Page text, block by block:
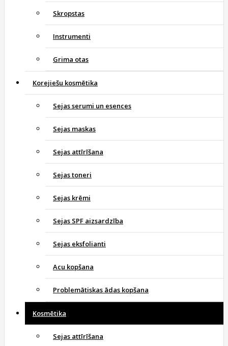
Skropstas
Instrumenti
Grima otas
Korejiešu kosmētika
Sejas serumi un esences
Sejas maskas
Sejas attīrīšana
Sejas toneri
Sejas krēmi
Sejas SPF aizsardzība
Sejas eksfolianti
Acu kopšana
Problemātiskas ādas kopšana
Kosmētika
Sejas attīrīšana